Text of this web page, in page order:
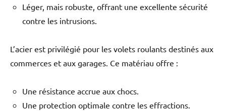
Léger, mais robuste, offrant une excellente sécurité
contre les intrusions.
L’acier est privilégié pour les volets roulants destinés aux
commerces et aux garages. Ce matériau offre :
Une résistance accrue aux chocs.
Une protection optimale contre les effractions.